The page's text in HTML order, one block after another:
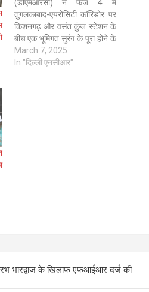
(डीएमआरसी) ने फेज 4 में
तुगलकाबाद-एयरोसिटी कॉरिडोर पर
किशनगढ़ और वसंत कुंज स्टेशन के
बीच एक भूमिगत सुरंग के पूरा होने के
साथ एक प्रमुख निर्माण मील का
पत्थर हासिल किया है। दिल्ली मेट्रो
March 7, 2025
In "दिल्ली एनसीआर"
भारद्वाज के खिलाफ एफआईआर दर्ज की